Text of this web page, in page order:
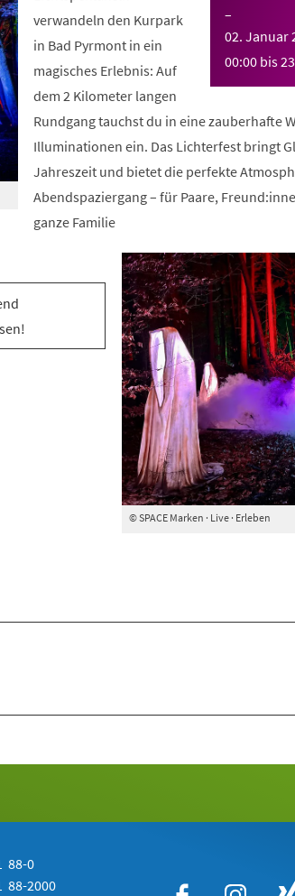
–
02. Januar
00:00 bis
verwandeln den Kurpark
in Bad Pyrmont in ein
magisches Erlebnis: Auf
dem 2 Kilometer langen
Rundgang tauchst du in eine zauberhafte
Illuminationen ein. Das Lichterfest bringt
Jahreszeit und bietet die perfekte
Abendspaziergang – für Paare,
ganze Familie
© SPACE Marken · Live · Erleben
88-0
88-2000